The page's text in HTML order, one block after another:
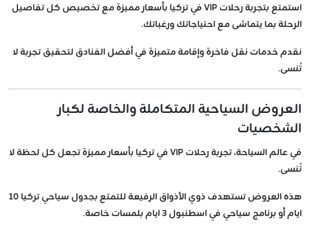
استمتع بتجربة رحلات VIP في تركيا بأسعار مميزة مع تخصيص كل تفاصيل
الرحلة بما يتماشى مع احتياجاتك ورغباتك.
نقدم خدمات نقل فاخرة وإقامة متميزة في أفضل الفنادق لتحقيق تجربة لا
تُنسى.
العروض السياحية المتكاملة والخاصة لكبار
الشخصيات
في عالم السياحة، تجربة رحلات VIP في تركيا بأسعار مميزة تجعل كل لحظة لا
تُنسى.
هذه العروض تستهدف ذوي الأذواق الرفيعة للتمتع بجدول سياحي تركيا 10
ايام أو برنامج سياحي في اسطنبول 3 ايام بلمسات خاصة.